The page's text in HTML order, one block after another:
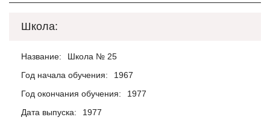
Школа:
Название:
Школа № 25
Год начала обучения:
1967
Год окончания обучения:
1977
Дата выпуска:
1977